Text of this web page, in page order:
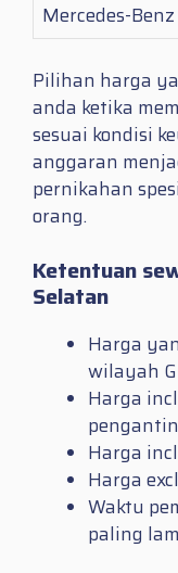
Mercedes-
Pilihan harga
anda ketika
sesuai kondisi
anggaran
pernikahan
orang.
Ketentuan
Selatan
Harga
wilayah
Harga
Harga
Harga
Waktu
paling